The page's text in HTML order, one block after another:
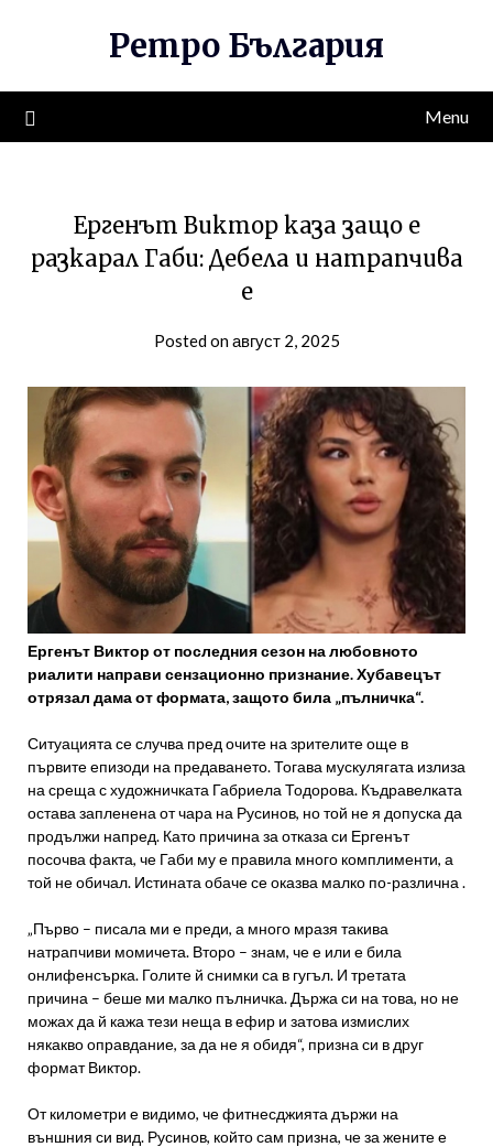
Ретро България
Menu
Ергенът Виктор каза защо е
разкарал Габи: Дебела и натрапчива
е
Posted on август 2, 2025
Ергенът Виктор от последния сезон на любовното
риалити направи сензационно признание. Хубавецът
отрязал дама от формата, защото била „пълничка“.
Ситуацията се случва пред очите на зрителите още в
първите епизоди на предаването. Тогава мускулягата излиза
на среща с художничката Габриела Тодорова. Къдравелката
остава запленена от чара на Русинов, но той не я допуска да
продължи напред. Като причина за отказа си Ергенът
посочва факта, че Габи му е правила много комплименти, а
той не обичал. Истината обаче се оказва малко по-различна .
„Първо – писала ми е преди, а много мразя такива
натрапчиви момичета. Второ – знам, че е или е била
онлифенсърка. Голите й снимки са в гугъл. И третата
причина – беше ми малко пълничка. Държа си на това, но не
можах да й кажа тези неща в ефир и затова измислих
някакво оправдание, за да не я обидя“, призна си в друг
формат Виктор.
От километри е видимо, че фитнесджията държи на
външния си вид. Русинов, който сам призна, че за жените е